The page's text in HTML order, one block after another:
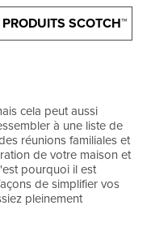
SCOTCH™
cela peut aussi
à une liste de
réunions familiales et
de votre maison et
pourquoi il est
de simplifier vos
pleinement